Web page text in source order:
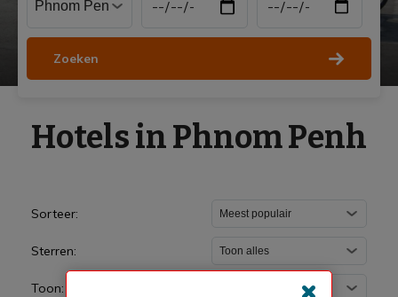
Zoeken
Hotels in Phnom Penh
Sorteer:
Sterren:
Toon: